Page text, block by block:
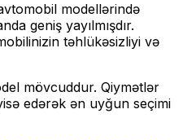
modellərində
geniş yayılmışdır.
təhlükəsizliyi və
mövcuddur. Qiymətlər
edərək ən uyğun seçimi